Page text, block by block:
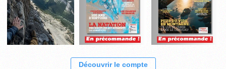
Découvrir le compte